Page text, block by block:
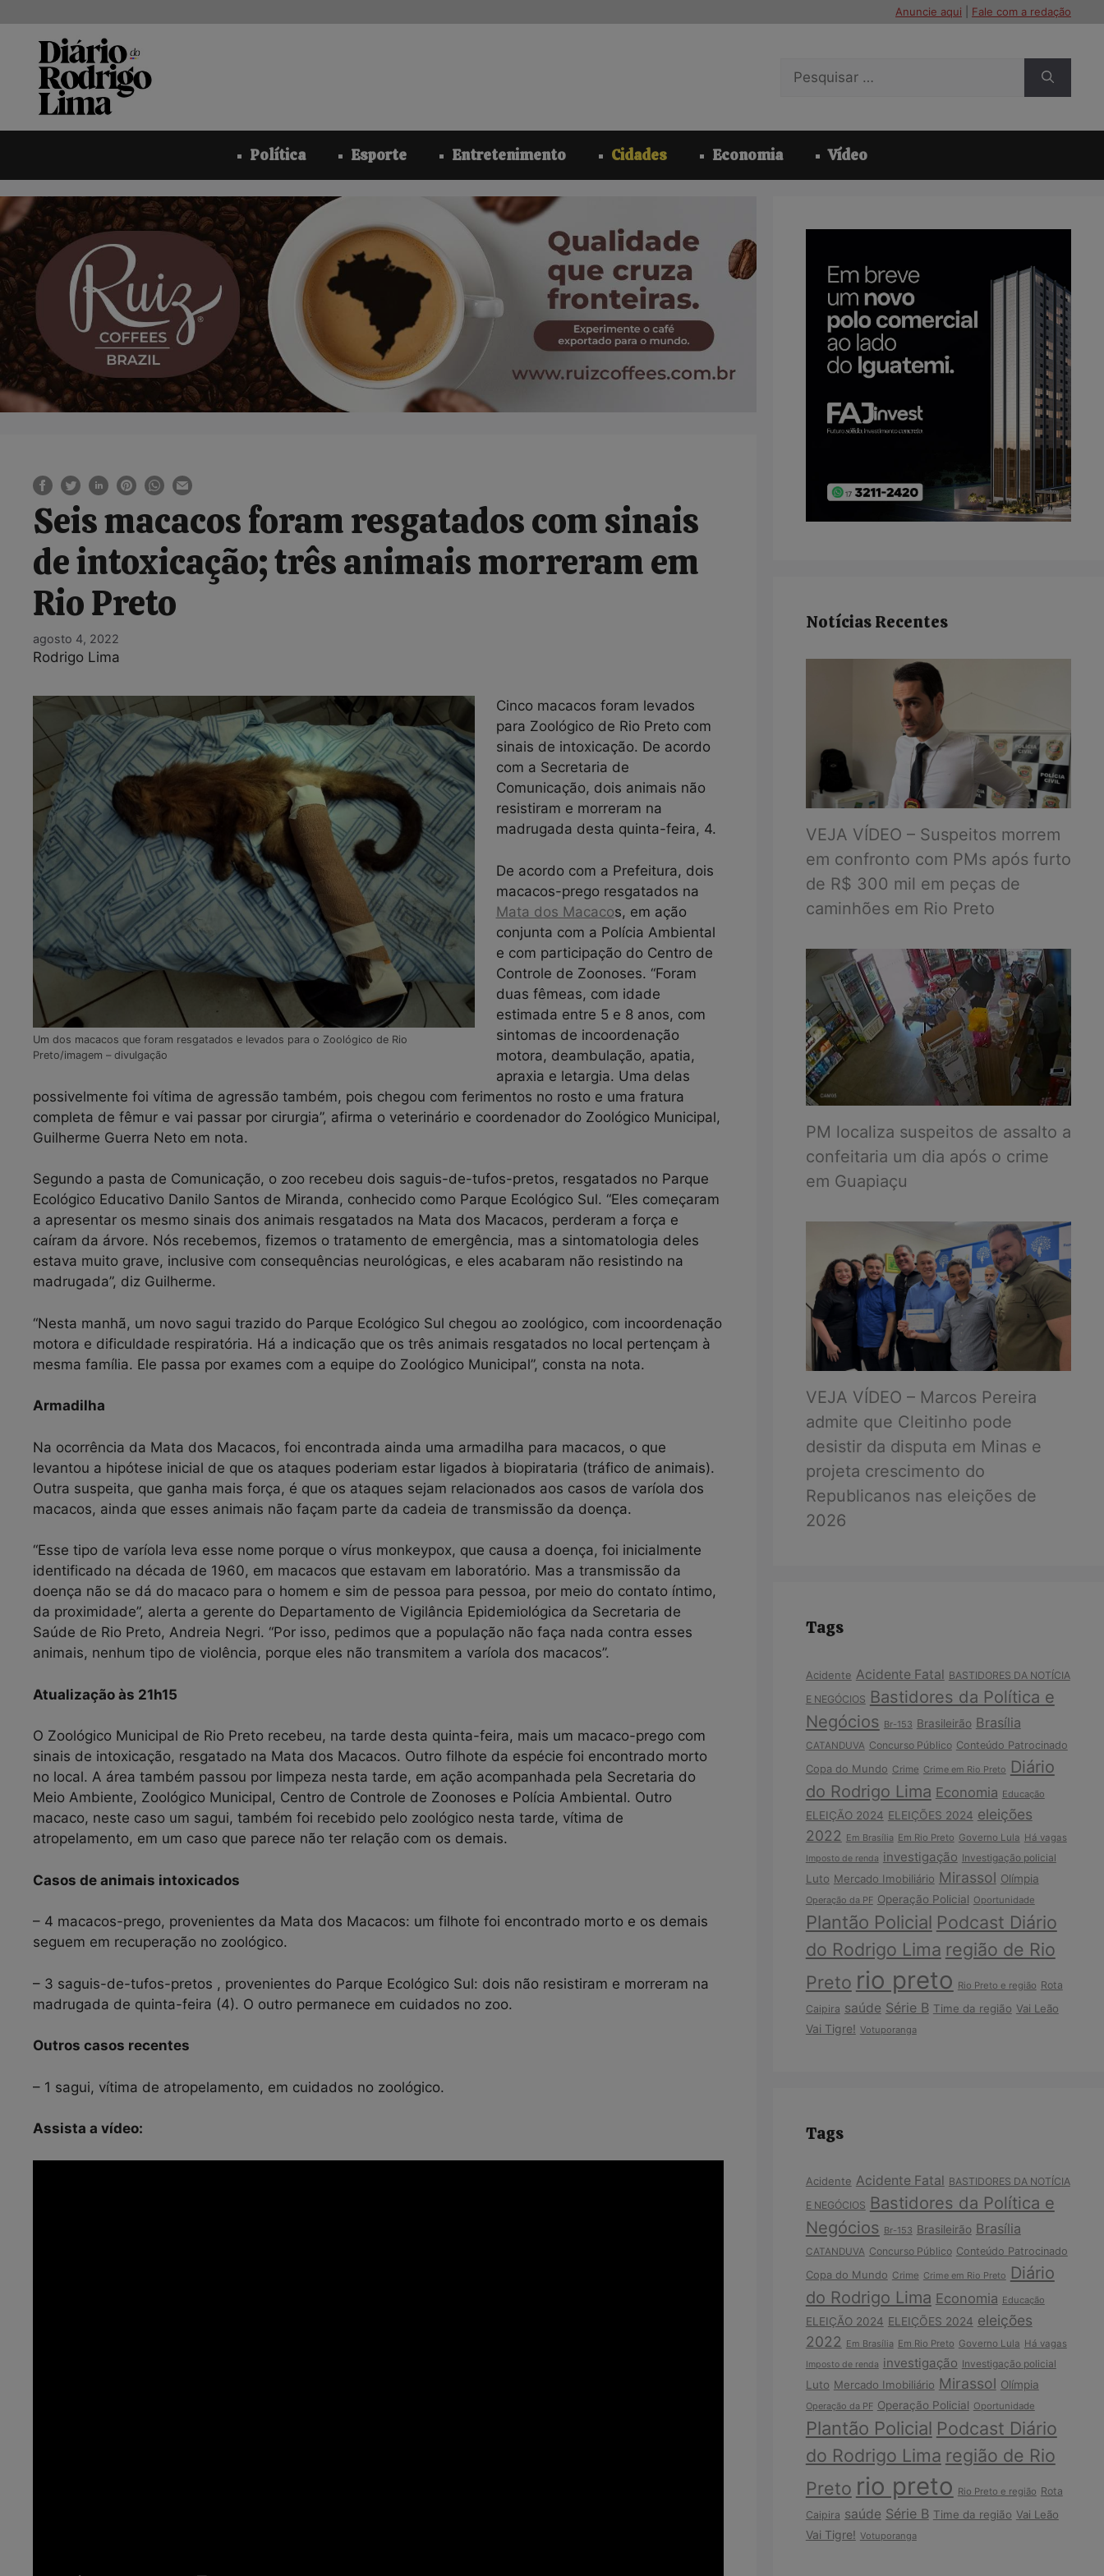
conteúdo
Anuncie aqui Fale com a redação
por:
Política Esporte Entretenimento Cidades Economia Vídeo
Seis macacos foram resgatados com sinais
de intoxicação; três animais morreram em
Rio Preto
agosto 4, 2022
Rodrigo Lima
Um dos macacos que foram resgatados e levados para o Zoológico de Rio
Preto/imagem – divulgação
Cinco macacos foram levados
para Zoológico de Rio Preto com
sinais de intoxicação. De acordo
com a Secretaria de
Comunicação, dois animais não
resistiram e morreram na
madrugada desta quinta-feira, 4.
De acordo com a Prefeitura, dois
macacos-prego resgatados na
Mata dos Macacos, em ação
conjunta com a Polícia Ambiental
e com participação do Centro de
Controle de Zoonoses. “Foram
duas fêmeas, com idade
estimada entre 5 e 8 anos, com
sintomas de incoordenação
motora, deambulação, apatia,
apraxia e letargia. Uma delas
possivelmente foi vítima de agressão também, pois chegou com ferimentos no rosto e uma fratura
completa de fêmur e vai passar por cirurgia”, afirma o veterinário e coordenador do Zoológico Municipal,
Guilherme Guerra Neto em nota.
Segundo a pasta de Comunicação, o zoo recebeu dois saguis-de-tufos-pretos, resgatados no Parque
Ecológico Educativo Danilo Santos de Miranda, conhecido como Parque Ecológico Sul. “Eles começaram
a apresentar os mesmo sinais dos animais resgatados na Mata dos Macacos, perderam a força e
caíram da árvore. Nós recebemos, fizemos o tratamento de emergência, mas a sintomatologia deles
estava muito grave, inclusive com consequências neurológicas, e eles acabaram não resistindo na
madrugada”, diz Guilherme.
“Nesta manhã, um novo sagui trazido do Parque Ecológico Sul chegou ao zoológico, com incoordenação
motora e dificuldade respiratória. Há a indicação que os três animais resgatados no local pertençam à
mesma família. Ele passa por exames com a equipe do Zoológico Municipal”, consta na nota.
Armadilha
Na ocorrência da Mata dos Macacos, foi encontrada ainda uma armadilha para macacos, o que
levantou a hipótese inicial de que os ataques poderiam estar ligados à biopirataria (tráfico de animais).
Outra suspeita, que ganha mais força, é que os ataques sejam relacionados aos casos de varíola dos
macacos, ainda que esses animais não façam parte da cadeia de transmissão da doença.
“Esse tipo de varíola leva esse nome porque o vírus monkeypox, que causa a doença, foi inicialmente
identificado na década de 1960, em macacos que estavam em laboratório. Mas a transmissão da
doença não se dá do macaco para o homem e sim de pessoa para pessoa, por meio do contato íntimo,
da proximidade”, alerta a gerente do Departamento de Vigilância Epidemiológica da Secretaria de
Saúde de Rio Preto, Andreia Negri. “Por isso, pedimos que a população não faça nada contra esses
animais, nenhum tipo de violência, porque eles não transmitem a varíola dos macacos”.
Atualização às 21h15
O Zoológico Municipal de Rio Preto recebeu, na tarde desta quinta-feira, mais um macaco-prego com
sinais de intoxicação, resgatado na Mata dos Macacos. Outro filhote da espécie foi encontrado morto
no local. A área também passou por limpeza nesta tarde, em ação acompanhada pela Secretaria do
Meio Ambiente, Zoológico Municipal, Centro de Controle de Zoonoses e Polícia Ambiental. Outro
macaco, neste caso um sagui, também foi recebido pelo zoológico nesta tarde, vítima de
atropelamento, em um caso que parece não ter relação com os demais.
Casos de animais intoxicados
– 4 macacos-prego, provenientes da Mata dos Macacos: um filhote foi encontrado morto e os demais
seguem em recuperação no zoológico.
– 3 saguis-de-tufos-pretos , provenientes do Parque Ecológico Sul: dois não resistiram e morreram na
madrugada de quinta-feira (4). O outro permanece em cuidados no zoo.
Outros casos recentes
– 1 sagui, vítima de atropelamento, em cuidados no zoológico.
Assista a vídeo:
Notícias Recentes
VEJA VÍDEO – Suspeitos morrem
em confronto com PMs após furto
de R$ 300 mil em peças de
caminhões em Rio Preto
PM localiza suspeitos de assalto a
confeitaria um dia após o crime
em Guapiaçu
VEJA VÍDEO – Marcos Pereira
admite que Cleitinho pode
desistir da disputa em Minas e
projeta crescimento do
Republicanos nas eleições de
2026
Tags
Acidente Acidente Fatal BASTIDORES DA NOTÍCIA
E NEGÓCIOS Bastidores da Política e
Negócios Br-153 Brasileirão Brasília
CATANDUVA Concurso Público Conteúdo Patrocinado
Copa do Mundo Crime Crime em Rio Preto Diário
do Rodrigo Lima Economia Educação
ELEIÇÃO 2024 ELEIÇÕES 2024 eleições
2022 Em Brasília Em Rio Preto Governo Lula Há vagas
Imposto de renda investigação Investigação policial
Luto Mercado Imobiliário Mirassol Olímpia
Operação da PF Operação Policial Oportunidade
Plantão Policial Podcast Diário
do Rodrigo Lima região de Rio
Preto rio preto Rio Preto e região Rota
Caipira saúde Série B Time da região Vai Leão
Vai Tigre! Votuporanga
Tags
Acidente Acidente Fatal BASTIDORES DA NOTÍCIA
E NEGÓCIOS Bastidores da Política e
Negócios Br-153 Brasileirão Brasília
CATANDUVA Concurso Público Conteúdo Patrocinado
Copa do Mundo Crime Crime em Rio Preto Diário
do Rodrigo Lima Economia Educação
ELEIÇÃO 2024 ELEIÇÕES 2024 eleições
2022 Em Brasília Em Rio Preto Governo Lula Há vagas
Imposto de renda investigação Investigação policial
Luto Mercado Imobiliário Mirassol Olímpia
Operação da PF Operação Policial Oportunidade
Plantão Policial Podcast Diário
do Rodrigo Lima região de Rio
Preto rio preto Rio Preto e região Rota
Caipira saúde Série B Time da região Vai Leão
Vai Tigre! Votuporanga